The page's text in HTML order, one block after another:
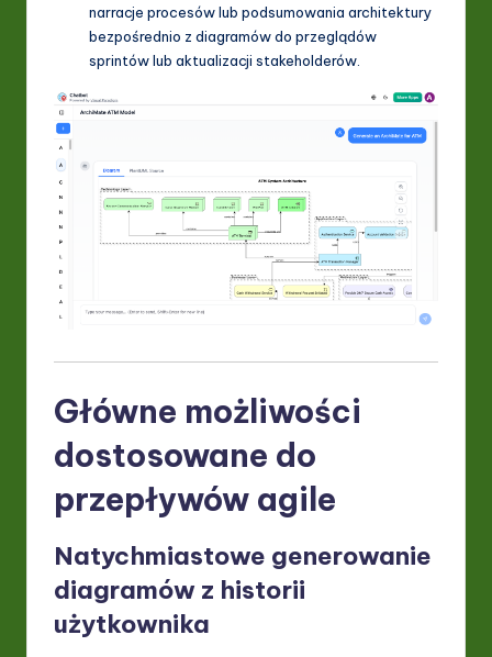
narracje procesów lub podsumowania architektury
bezpośrednio z diagramów do przeglądów
sprintów lub aktualizacji stakeholderów.
Główne możliwości
dostosowane do
przepływów agile
Natychmiastowe generowanie
diagramów z historii
użytkownika